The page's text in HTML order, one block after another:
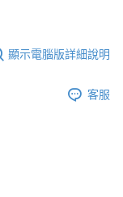
顯示電腦版詳細說明
客服